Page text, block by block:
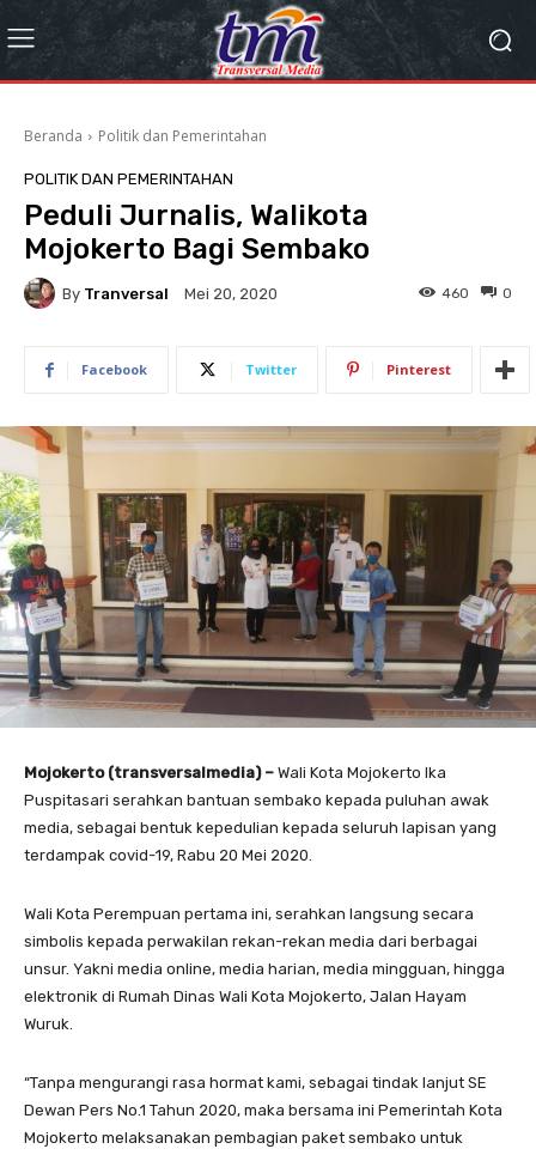
Beranda Politik dan Pemerintahan
POLITIK DAN PEMERINTAHAN
Peduli Jurnalis, Walikota
Mojokerto Bagi Sembako
By Tranversal Mei 20, 2020 0
460
Facebook Twitter Pinterest
Mojokerto (transversalmedia) – Wali Kota Mojokerto Ika
Puspitasari serahkan bantuan sembako kepada puluhan awak
media, sebagai bentuk kepedulian kepada seluruh lapisan yang
terdampak covid-19, Rabu 20 Mei 2020.
Wali Kota Perempuan pertama ini, serahkan langsung secara
simbolis kepada perwakilan rekan-rekan media dari berbagai
unsur. Yakni media online, media harian, media mingguan, hingga
elektronik di Rumah Dinas Wali Kota Mojokerto, Jalan Hayam
Wuruk.
“Tanpa mengurangi rasa hormat kami, sebagai tindak lanjut SE
Dewan Pers No.1 Tahun 2020, maka bersama ini Pemerintah Kota
Mojokerto melaksanakan pembagian paket sembako untuk